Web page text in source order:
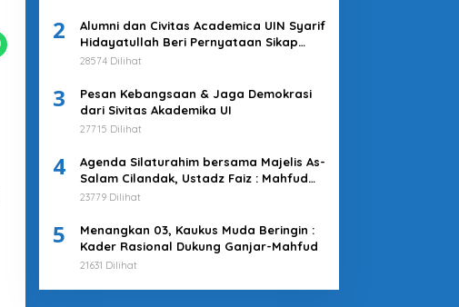
Kepentingan Rakyat
2
Alumni dan Civitas Academica UIN Syarif
Hidayatullah Beri Pernyataan Sikap
Merespons Penyelenggaraan Pemilu
28574 Dilihat
3
Pesan Kebangsaan & Jaga Demokrasi
dari Sivitas Akademika UI
27715 Dilihat
4
Agenda Silaturahim bersama Majelis As-
Salam Cilandak, Ustadz Faiz : Mahfud
MD adalah Pilihan Terbaik
23779 Dilihat
5
Menangkan 03, Kaukus Muda Beringin :
Kader Rasional Dukung Ganjar-Mahfud
21631 Dilihat